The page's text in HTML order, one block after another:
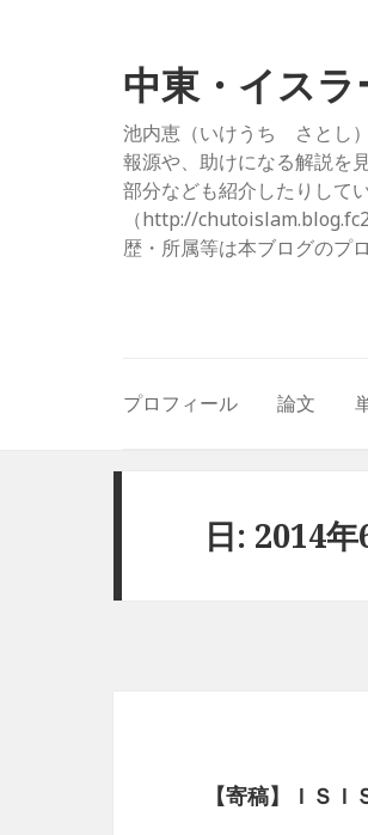
中東・イス
池内恵（いけうち さとし
報源や、助けになる解説を
部分なども紹介したりして
（http://
歴・所属等は本ブログのプ
プロフィール 論文
日: 2014
【寄稿】ＩＳ